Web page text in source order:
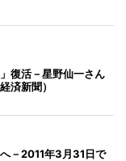
復活－星野仙一さん
済新聞）
－2011年3月31日で